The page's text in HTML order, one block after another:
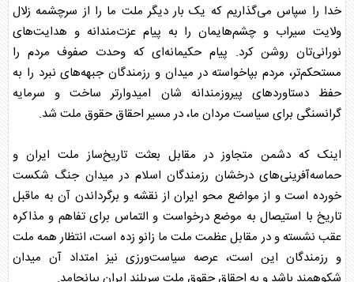
خدا را سپاس می‌گذاریم که یک بار دیگر ملت ما را از سرچشمه زلال
ولایت سیراب و چشم‌هایمان را به پیام عزت‌مندانه و هدایت‌های
نورانی‌تان روشن کرد. پیام حکیمانه‌ای که وحدت صفوف مردم را
مستحکم‌تر، مردم بپاخواسته در میدان و رزمندگان جبهه‌های نبرد را به
حفظ دستاوردهای پیروزمندانه شان امیدوارتر ساخت و سرمایه
گرانسنگی برای سیاست مردان ما، در مسیر احقاق حقوق ملت شد.
اینک که دشمن متجاوز در مقابل بعثت تاریخ‌ساز ملت ایران و
حماسه‌آفرینی‌های‌ درخشان رزمندگان اسلام در میدان جنگ شکست
خورده است و از مواضع محو ایران از نقشه و برگرداندن آن به ماقبل
تاریخ با استیصال به موضع درخواست و التماس برای تفاهم و مذاکره
عقب نشسته و در مقابل عظمت ملت ما زانو زده است، انتظار همه ملت
و رزمندگان این است، عرصه سیاست‌ورزی نیز امتداد آن میدان